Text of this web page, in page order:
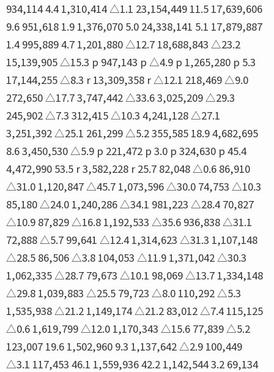
934,114 4.4 1,310,414 △1.1 23,154,449 11.5 17,639,606
9.6 951,618 1.9 1,376,070 5.0 24,338,141 5.1 17,879,887
1.4 995,889 4.7 1,201,880 △12.7 18,688,843 △23.2
15,139,905 △15.3 p 947,143 p △4.9 p 1,265,280 p 5.3
17,144,255 △8.3 r 13,309,358 r △12.1 218,469 △9.0
272,650 △17.7 3,747,442 △33.6 3,025,209 △29.3
245,902 △7.3 312,415 △10.3 4,241,128 △27.1
3,251,392 △25.1 261,299 △5.2 355,585 18.9 4,682,695
8.6 3,450,530 △5.9 p 221,472 p 3.0 p 324,630 p 45.4
4,472,990 53.5 r 3,582,228 r 25.7 82,048 △0.6 86,910
△31.0 1,120,847 △45.7 1,073,596 △30.0 74,753 △10.3
85,180 △24.0 1,240,286 △34.1 981,223 △28.4 70,827
△10.9 87,829 △16.8 1,192,533 △35.6 936,838 △31.1
72,888 △5.7 99,641 △12.4 1,314,623 △31.3 1,107,148
△28.5 86,506 △3.8 104,053 △11.9 1,371,042 △30.3
1,062,335 △28.7 79,673 △10.1 98,069 △13.7 1,334,148
△29.8 1,039,883 △25.5 79,723 △8.0 110,292 △5.3
1,535,938 △21.2 1,149,174 △21.2 83,012 △7.4 115,125
△0.6 1,619,799 △12.0 1,170,343 △15.6 77,839 △5.2
123,007 19.6 1,502,960 9.3 1,137,642 △2.9 100,449
△3.1 117,453 46.1 1,559,936 42.2 1,142,544 3.2 69,134